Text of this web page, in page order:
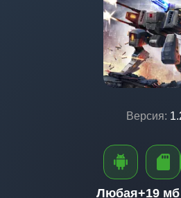
Версия:
Любая+19 мб